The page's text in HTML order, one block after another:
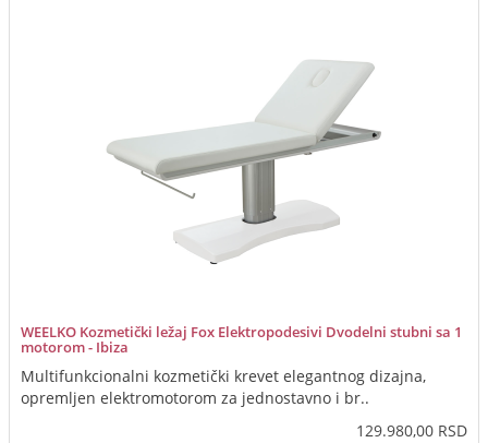
WEELKO Kozmetički ležaj Fox Elektropodesivi Dvodelni stubni sa 1
motorom - Ibiza
Multifunkcionalni kozmetički krevet elegantnog dizajna,
opremljen elektromotorom za jednostavno i br..
129.980,00 RSD